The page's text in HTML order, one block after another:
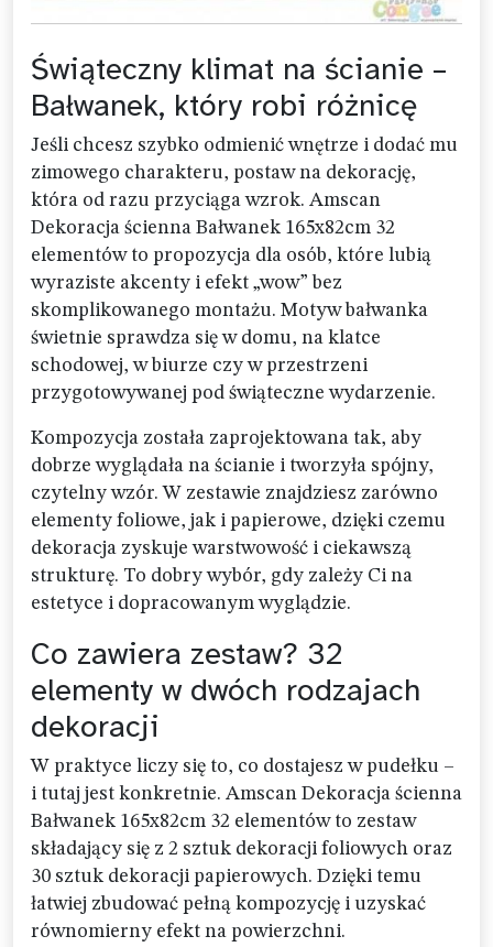
Świąteczny klimat na ścianie –
Bałwanek, który robi różnicę
Jeśli chcesz szybko odmienić wnętrze i dodać mu
zimowego charakteru, postaw na dekorację,
która od razu przyciąga wzrok. Amscan
Dekoracja ścienna Bałwanek 165x82cm 32
elementów to propozycja dla osób, które lubią
wyraziste akcenty i efekt „wow” bez
skomplikowanego montażu. Motyw bałwanka
świetnie sprawdza się w domu, na klatce
schodowej, w biurze czy w przestrzeni
przygotowywanej pod świąteczne wydarzenie.
Kompozycja została zaprojektowana tak, aby
dobrze wyglądała na ścianie i tworzyła spójny,
czytelny wzór. W zestawie znajdziesz zarówno
elementy foliowe, jak i papierowe, dzięki czemu
dekoracja zyskuje warstwowość i ciekawszą
strukturę. To dobry wybór, gdy zależy Ci na
estetyce i dopracowanym wyglądzie.
Co zawiera zestaw? 32
elementy w dwóch rodzajach
dekoracji
W praktyce liczy się to, co dostajesz w pudełku –
i tutaj jest konkretnie. Amscan Dekoracja ścienna
Bałwanek 165x82cm 32 elementów to zestaw
składający się z 2 sztuk dekoracji foliowych oraz
30 sztuk dekoracji papierowych. Dzięki temu
łatwiej zbudować pełną kompozycję i uzyskać
równomierny efekt na powierzchni.